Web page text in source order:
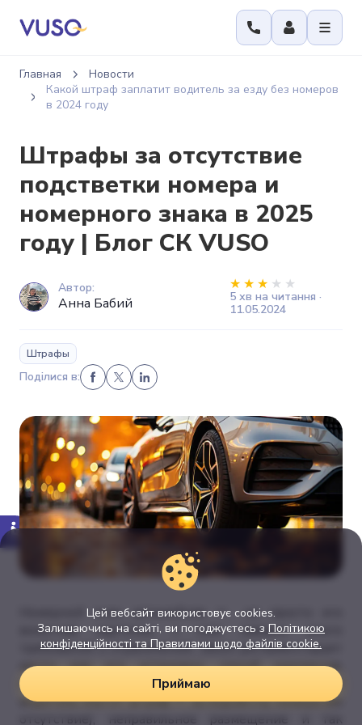
Главная
Новости
Какой штраф заплатит водитель за езду без номеров
в 2024 году
Штрафы за отсутствие
подстветки номера и
номерного знака в 2025
году | Блог СК VUSO
Автор:
Анна Бабий
5 хв на читання ·
11.05.2024
Штрафы
Поділися в:
Номерной знак автомобиля ー не просто его
визитная карточка, с ним связано много
требований и ограничений. Закон регламентирует
место для его установки, способ крепления,
внешний вид. При нарушении этих предписаний
водитель платит штраф ー за подсветку номера (ее
отсутствие), неправильное размещение и так
Цей вебсайт використовує cookies.
Залишаючись на сайті, ви погоджуєтесь з Політикою
конфіденційності та Правилами щодо файлів cookie.
Приймаю